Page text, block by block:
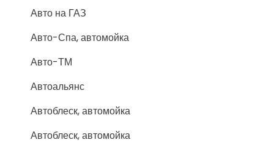
Авто на ГАЗ
Авто-Спа, автомойка
Авто-ТМ
Автоальянс
Автоблеск, автомойка
Автоблеск, автомойка